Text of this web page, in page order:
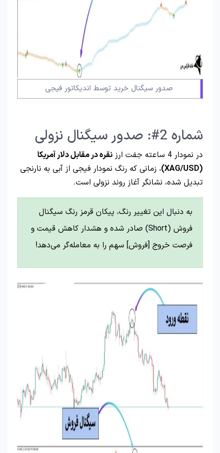
صدور سیگنال خرید توسط اندیکاتور فیجی
شماره 2#: صدور سیگنال نزولی
در نمودار 4 ساعته جفت ارز
نقره در مقابل دلار آمریکا
(XAG/USD)
، زمانی که رنگ نمودار فیجی از آبی به نارنجی
تبدیل شده، نشانگر آغاز روند نزولی است.
به دنبال این تغییر رنگ، پیکان قرمز رنگ سیگنال
فروش (Short) صادر شده و هشدار کاهش قیمت و
فرصت خروج [فروش] سهم را به معامله‌گر می‌دهد!